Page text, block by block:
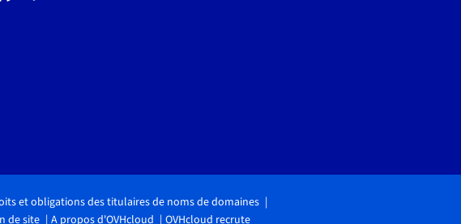
et obligations des titulaires de noms de domaines
de site A propos d'OVHcloud OVHcloud recrute